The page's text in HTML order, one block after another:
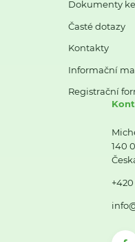
Dokumenty
Časté dotazy
Kontakty
Informační
Registrační
140
+420